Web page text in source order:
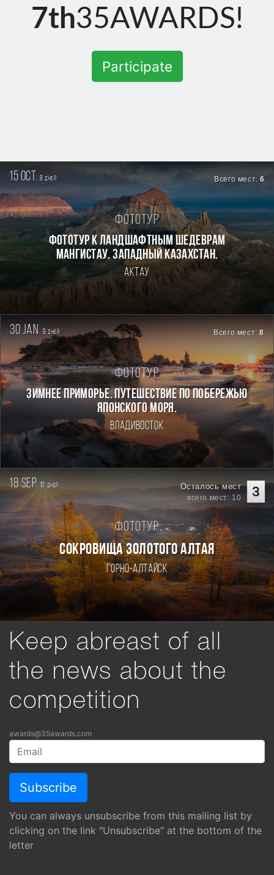
7th35AWARDS!
Participate
15 oct. 8дней Всего мест:6
Фототур
Фототур к ландшафтным шедеврам
Мангистау. Западный Казахстан.
Актау
30 jan. 9дней Всего мест:8
Фототур
ЗИМНЕЕ ПРИМОРЬЕ. ПУТЕШЕСТВИЕ ПО ПОБЕРЕЖЬЮ
ЯПОНСКОГО МОРЯ.
Владивосток
18 sep.10 дней 3
Осталось мест
всего мест: 10
Фототур
СОКРОВИЩА ЗОЛОТОГО АЛТАЯ
Горно-Алтайск
Keep abreast of all
the news about the
competition
awards@35awards.com
You can always unsubscribe from this mailing list by
clicking on the link "Unsubscribe" at the bottom of the
letter